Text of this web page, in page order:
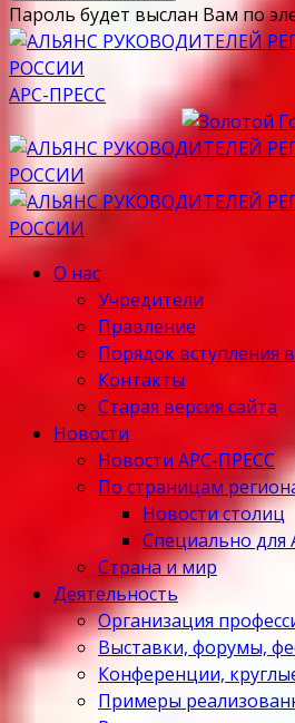
Пароль будет выслан Вам по
АРС-ПРЕСС
О нас
Учредители
Правление
Порядок вступления
Контакты
Старая версия сайта
Новости
Новости АРС-ПРЕСС
По страницам
Новости столиц
Специально для
Страна и мир
Деятельность
Организация
Выставки, форумы,
Конференции,
Примеры